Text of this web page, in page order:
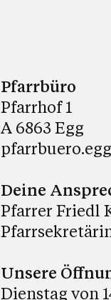
Pfarrbüro
Pfarrhof 1
A 6863 Egg
Deine
Pfarrer Friedl
Unsere
Dienstag von